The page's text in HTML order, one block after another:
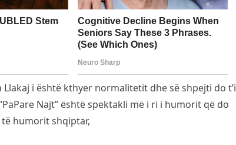
i është kthyer normalitetit dhe së shpejti do t’i
Najt” është spektakli më i ri i humorit që do
humorit shqiptar,